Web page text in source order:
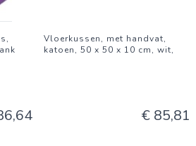
Vloerkussen, met handvat,
katoen, 50 x 50 x 10 cm, wit,
€ 85,81